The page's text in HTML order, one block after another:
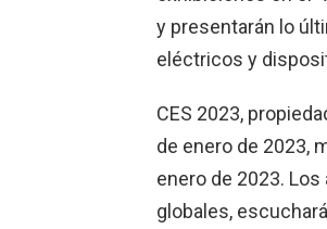
y presentarán lo
eléctricos y
CES 2023,
de enero de 2023,
enero de 2023.
globales,